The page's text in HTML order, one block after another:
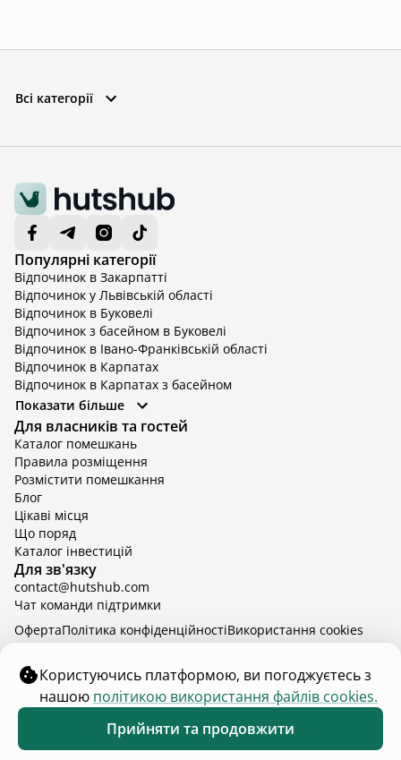
доба
2 дорослих
Забронювати
Всі категорії
Популярні категорії
Відпочинок в Закарпатті
Відпочинок у Львівській області
Відпочинок в Буковелі
Відпочинок з басейном в Буковелі
Відпочинок в Івано-Франківській області
Відпочинок в Карпатах
Відпочинок в Карпатах з басейном
Відпочинок в Київській області
Відпочинок в Київській області з басейном
Відпочинок в Тернопільській області
Відпочинок у Вінницькій області
Відпочинок в Яремче
Відпочинок у Львівській області з басейном
Відпочинок з басейном в Тернопільській області
Показати більше
Для власників та гостей
Каталог помешкань
Правила розміщення
Розмістити помешкання
Блог
Цікаві місця
Що поряд
Каталог інвестицій
Для зв'язку
contact@hutshub.com
Чат команди підтримки
hutshub | ©2026
ОфертаПолітика конфіденційностіBикористання cookies
Користуючись платформою, ви погоджуєтесь з
нашою політикою використання файлів cookies.
Прийняти та продовжити